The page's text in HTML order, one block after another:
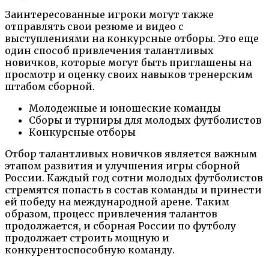
Заинтересованные игроки могут также
отправлять свои резюме и видео с
выступлениями на конкурсные отборы. Это еще
один способ привлечения талантливых
новичков, которые могут быть приглашены на
просмотр и оценку своих навыков тренерским
штабом сборной.
Молодежные и юношеские команды
Сборы и турниры для молодых футболистов
Конкурсные отборы
Отбор талантливых новичков является важным
этапом развития и улучшения игры сборной
России. Каждый год сотни молодых футболистов
стремятся попасть в состав команды и принести
ей победу на международной арене. Таким
образом, процесс привлечения талантов
продолжается, и сборная России по футболу
продолжает строить мощную и
конкурентоспособную команду.